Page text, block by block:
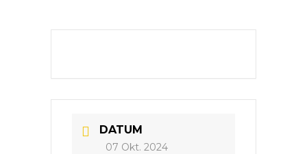
DATUM
07 Okt. 2024